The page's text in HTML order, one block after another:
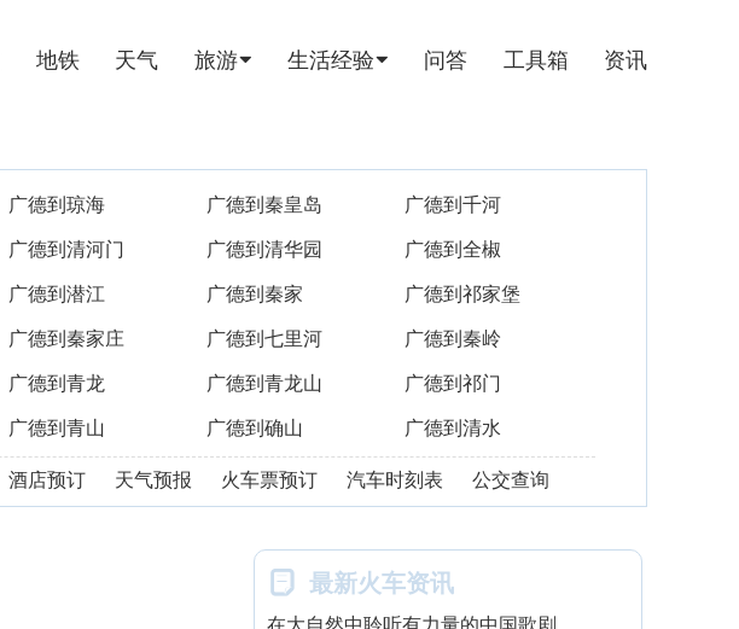
地铁 天气 旅游 生活经验 问答 工具箱 资讯
广德到琼海 广德到秦皇岛 广德到千河
广德到清河门 广德到清华园 广德到全椒
广德到潜江 广德到秦家 广德到祁家堡
广德到秦家庄 广德到七里河 广德到秦岭
广德到青龙 广德到青龙山 广德到祁门
广德到青山 广德到确山 广德到清水
酒店预订 天气预报 火车票预订 汽车时刻表 公交查询
 最新火车资讯
在大自然中聆听有力量的中国歌剧